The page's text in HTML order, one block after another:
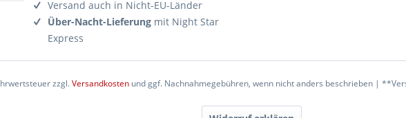
Versand auch in Nicht-EU-Länder
Über-Nacht-Lieferung mit Night Star
Express
zzgl.Versandkosten und ggf. Nachnahmegebühren, wenn nicht anders beschrieben |